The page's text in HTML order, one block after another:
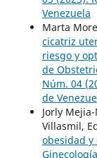
Venezuela
Marta
cicatriz
riesgo y
de
Núm. 04
de
Jorly
Villasmil,
obesidad y